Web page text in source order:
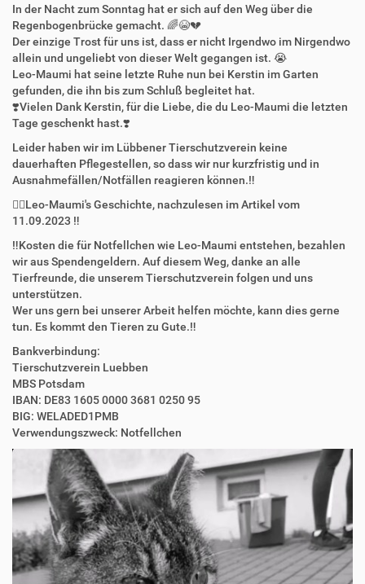
In der Nacht zum Sonntag hat er sich auf den Weg über die
Regenbogenbrücke gemacht. 🌈😭💔
Der einzige Trost für uns ist, dass er nicht Irgendwo im Nirgendwo
allein und ungeliebt von dieser Welt gegangen ist. 😭
Leo-Maumi hat seine letzte Ruhe nun bei Kerstin im Garten
gefunden, die ihn bis zum Schluß begleitet hat.
❣️Vielen Dank Kerstin, für die Liebe, die du Leo-Maumi die letzten
Tage geschenkt hast.❣️
Leider haben wir im Lübbener Tierschutzverein keine
dauerhaften Pflegestellen, so dass wir nur kurzfristig und in
Ausnahmefällen/Notfällen reagieren können.‼️
👉🏻Leo-Maumi's Geschichte, nachzulesen im Artikel vom
11.09.2023 ‼️
‼️Kosten die für Notfellchen wie Leo-Maumi entstehen, bezahlen
wir aus Spendengeldern. Auf diesem Weg, danke an alle
Tierfreunde, die unserem Tierschutzverein folgen und uns
unterstützen.
Wer uns gern bei unserer Arbeit helfen möchte, kann dies gerne
tun. Es kommt den Tieren zu Gute.‼️
Bankverbindung:
Tierschutzverein Luebben
MBS Potsdam
IBAN: DE83 1605 0000 3681 0250 95
BIG: WELADED1PMB
Verwendungszweck: Notfellchen